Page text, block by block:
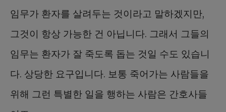
임무가 환자를 살려두는 것이라고 말하겠지만,
그것이 항상 가능한 건 아닙니다. 그래서 그들의
임무는 환자가 잘 죽도록 돕는 것일 수도 있습니
다. 상당한 요구입니다. 보통 죽어가는 사람들을
위해 그런 특별한 일을 행하는 사람은 간호사들